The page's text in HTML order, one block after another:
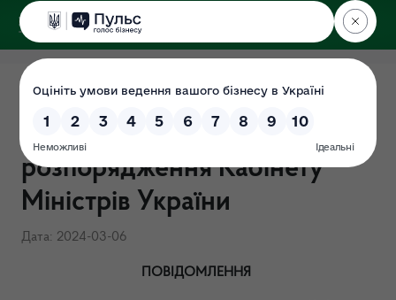
ДЕРЖЕКОІНСПЕКЦІЯ
ПОВІДОМЛЕННЯ про
оприлюднення проєкту
розпорядження Кабінету
Міністрів України
Дата: 2024-03-06
ПОВІДОМЛЕННЯ